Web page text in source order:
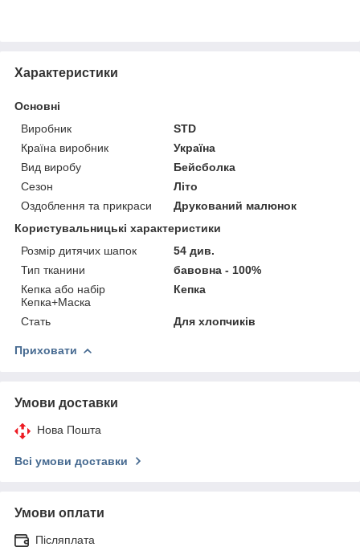
Характеристики
Основні
Виробник
STD
Країна виробник
Україна
Вид виробу
Бейсболка
Сезон
Літо
Оздоблення та прикраси
Друкований малюнок
Користувальницькі характеристики
Розмір дитячих шапок
54 див.
Тип тканини
бавовна - 100%
Кепка або набір
Кепка+Маска
Кепка
Стать Для хлопчиків
Приховати
Умови доставки
Нова Пошта
Всі умови доставки
Умови оплати
Післяплата